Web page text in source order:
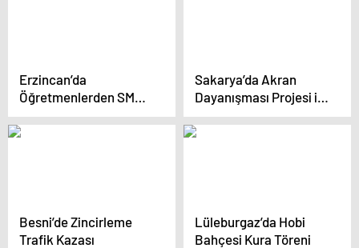
Erzincan’da
Öğretmenlerden SMA
Hastası Bebek İçin
Anlamlı Tiyatro
Sakarya’da Akran
Dayanışması Projesi ile
Zorbalığa Karşı Örnek
Adımlar
Besni’de Zincirleme
Trafik Kazası
Lüleburgaz’da Hobi
Bahçesi Kura Töreni